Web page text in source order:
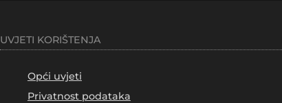
UVJETI KORIŠTENJA
Opći uvjeti
Privatnost podataka